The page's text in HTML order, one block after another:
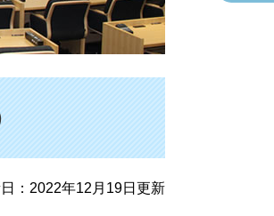
：2022年12月19日更新